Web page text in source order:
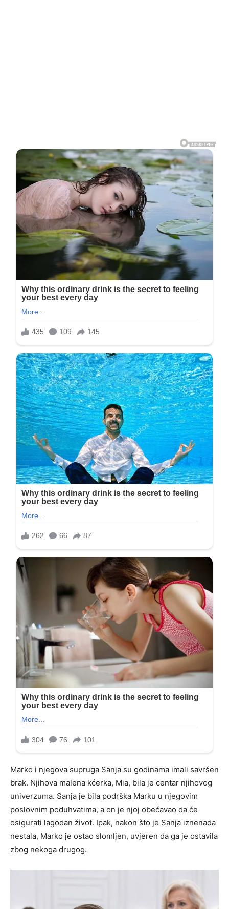
Marko i njegova supruga Sanja su godinama imali savršen
brak. Njihova malena kćerka, Mia, bila je centar njihovog
univerzuma. Sanja je bila podrška Marku u njegovim
poslovnim poduhvatima, a on je njoj obećavao da će
osigurati lagodan život. Ipak, nakon što je Sanja iznenada
nestala, Marko je ostao slomljen, uvjeren da ga je ostavila
zbog nekoga drugog.